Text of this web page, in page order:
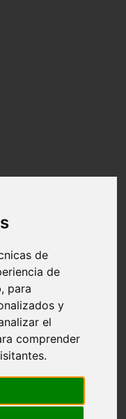
de
de
para
y
el
comprender